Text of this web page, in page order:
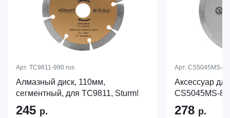
Арт. TC9811-990 rus
Алмазный диск, 110мм,
сегментный, для TC9811, Sturm!
245 р.
Арт. CS5045MS-
Аксессуар
CS5045MS-
278 р.